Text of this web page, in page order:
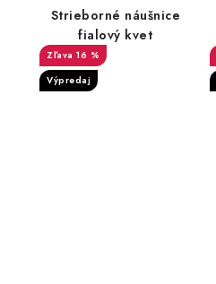
Strieborné náušnice
fialový kvet
16 %
Výpredaj